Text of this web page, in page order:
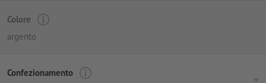
Colore
argento
Confezionamento